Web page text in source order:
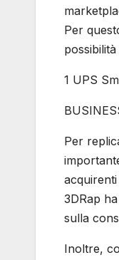
Per
1 UPS
Per
3DRap
sulla
Inoltre,